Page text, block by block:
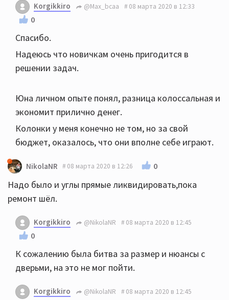
Korgikkiro @Max_bcaa 08 марта 2020 в 12:33
0
Спасибо.
Надеюсь что новичкам очень пригодится в
решении задач.
Юна личном опыте понял, разница колоссальная и
экономит прилично денег.
Колонки у меня конечно не том, но за свой
бюджет, оказалось, что они вполне себе играют.
NikolaNR 08 марта 2020 в 12:26 0
Надо было и углы прямые ликвидировать,пока
ремонт шёл.
Korgikkiro @NikolaNR 08 марта 2020 в 12:45
0
К сожалению была битва за размер и нюансы с
дверьми, на это не мог пойти.
Korgikkiro @NikolaNR 08 марта 2020 в 12:45